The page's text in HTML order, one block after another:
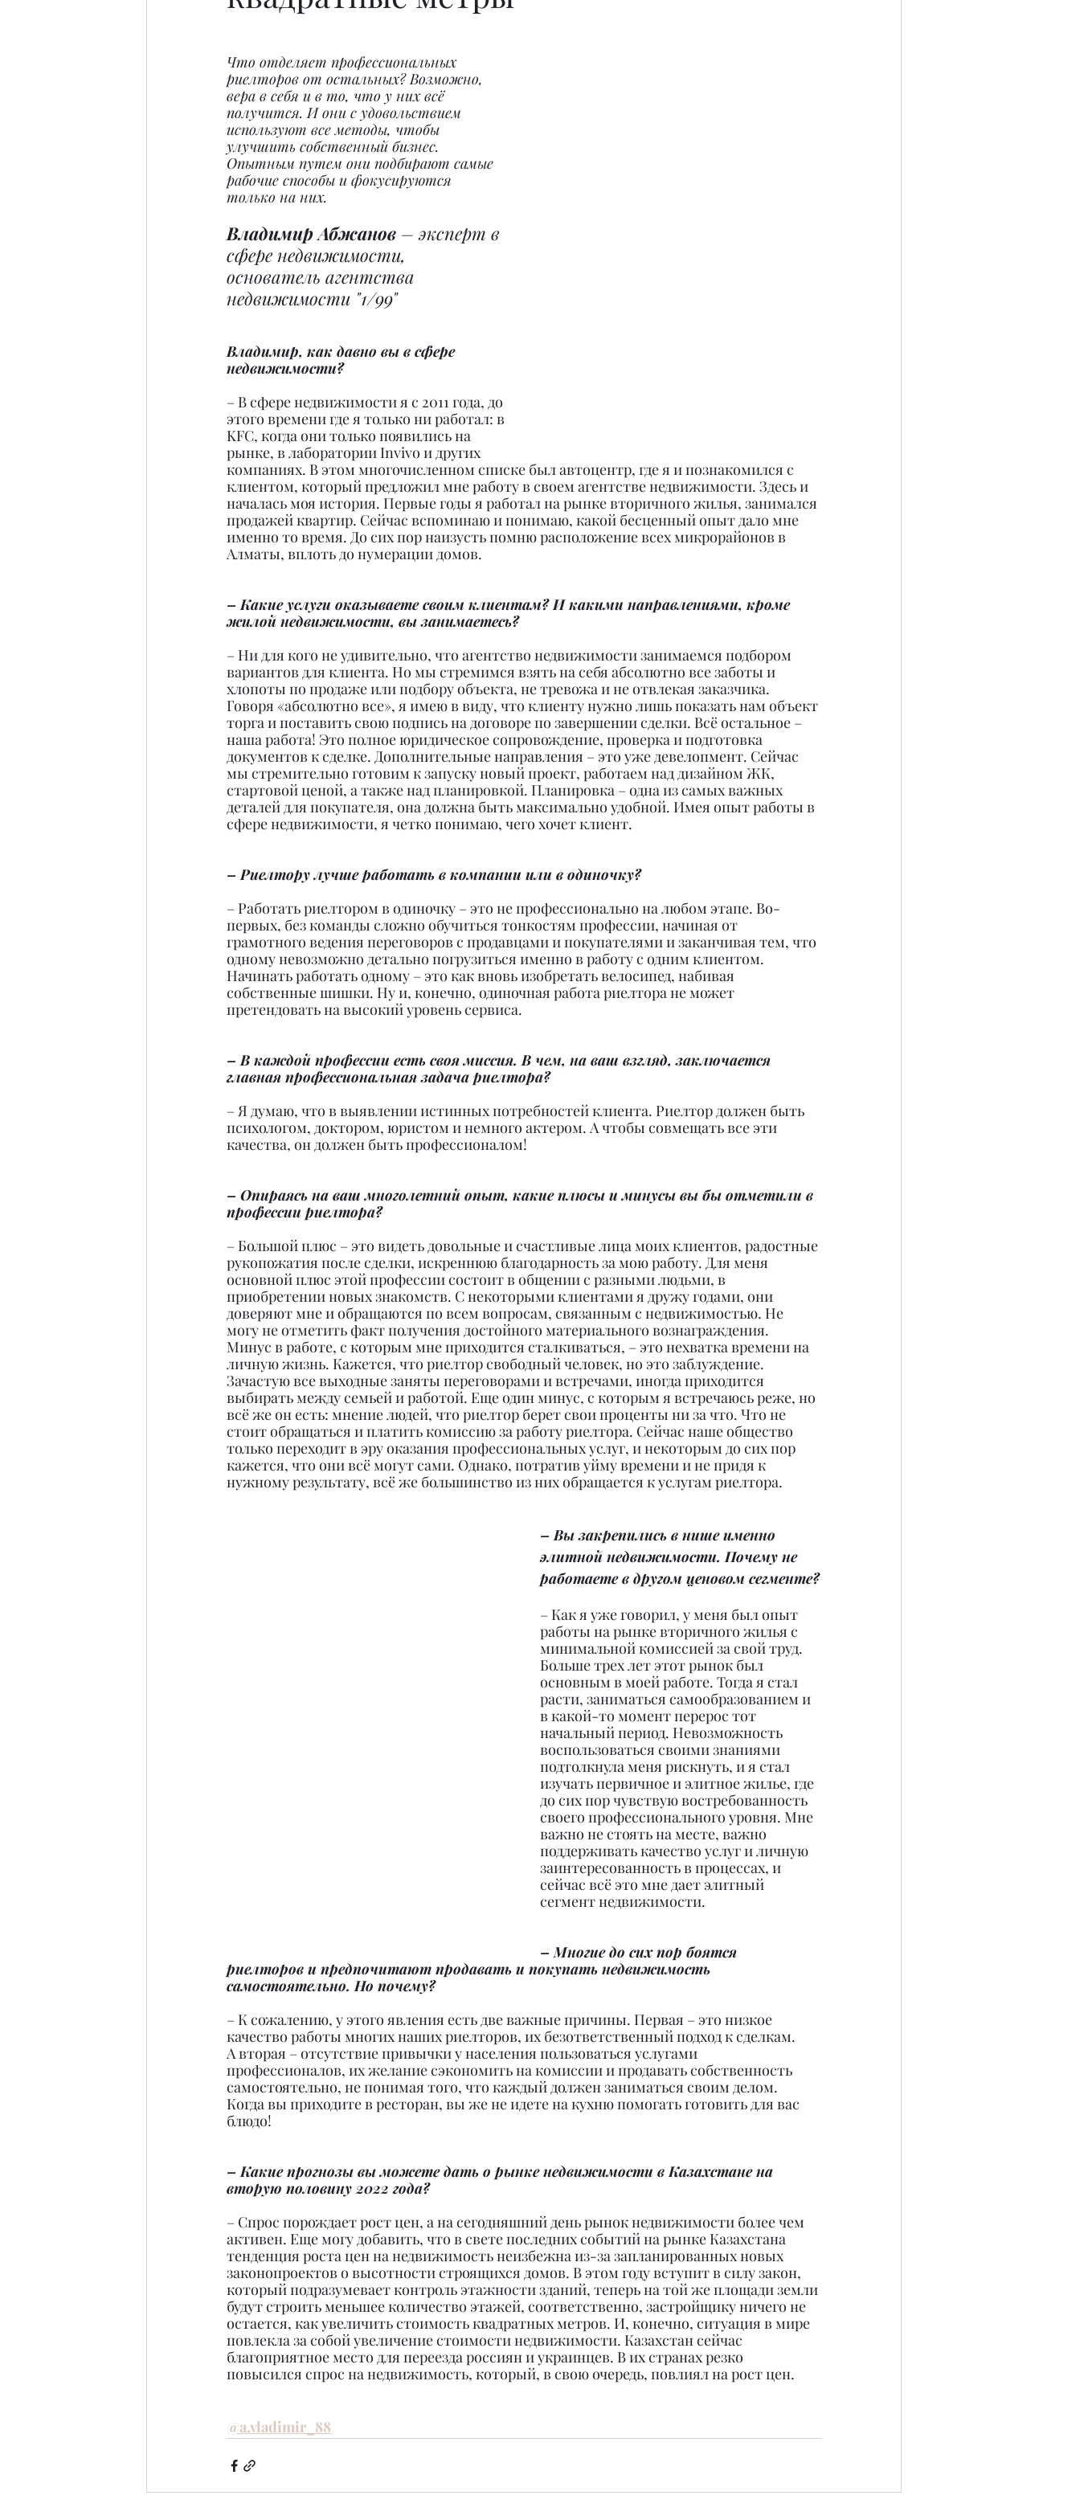
Что отделяет профессиональных
риелторов от остальных? Возможно,
вера в себя и в то, что у них всё
получится. И они с удовольствием
используют все методы, чтобы
улучшить собственный бизнес.
Опытным путем они подбирают самые
рабочие способы и фокусируются
только на них.
Владимир Абжанов – эксперт в
сфере недвижимости,
основатель агентства
недвижимости "1/99"
Владимир, как давно вы в сфере
недвижимости?
– В сфере недвижимости я с 2011 года, до
этого времени где я только ни работал: в
KFC, когда они только появились на
рынке, в лаборатории Invivo и других
компаниях. В этом многочисленном списке был автоцентр, где я и познакомился с
клиентом, который предложил мне работу в своем агентстве недвижимости. Здесь и
началась моя история. Первые годы я работал на рынке вторичного жилья, занимался
продажей квартир. Сейчас вспоминаю и понимаю, какой бесценный опыт дало мне
именно то время. До сих пор наизусть помню расположение всех микрорайонов в
Алматы, вплоть до нумерации домов.
– Какие услуги оказываете своим клиентам? И какими направлениями, кроме
жилой недвижимости, вы занимаетесь?
– Ни для кого не удивительно, что агентство недвижимости занимаемся подбором
вариантов для клиента. Но мы стремимся взять на себя абсолютно все заботы и
хлопоты по продаже или подбору объекта, не тревожа и не отвлекая заказчика.
Говоря «абсолютно все», я имею в виду, что клиенту нужно лишь показать нам объект
торга и поставить свою подпись на договоре по завершении сделки. Всё остальное –
наша работа! Это полное юридическое сопровождение, проверка и подготовка
документов к сделке. Дополнительные направления – это уже девелопмент. Сейчас
мы стремительно готовим к запуску новый проект, работаем над дизайном ЖК,
стартовой ценой, а также над планировкой. Планировка – одна из самых важных
деталей для покупателя, она должна быть максимально удобной. Имея опыт работы в
сфере недвижимости, я четко понимаю, чего хочет клиент.
– Риелтору лучше работать в компании или в одиночку?
– Работать риелтором в одиночку – это не профессионально на любом этапе. Во-
первых, без команды сложно обучиться тонкостям профессии, начиная от
грамотного ведения переговоров с продавцами и покупателями и заканчивая тем, что
одному невозможно детально погрузиться именно в работу с одним клиентом.
Начинать работать одному – это как вновь изобретать велосипед, набивая
собственные шишки. Ну и, конечно, одиночная работа риелтора не может
претендовать на высокий уровень сервиса.
– В каждой профессии есть своя миссия. В чем, на ваш взгляд, заключается
главная профессиональная задача риелтора?
– Я думаю, что в выявлении истинных потребностей клиента. Риелтор должен быть
психологом, доктором, юристом и немного актером. А чтобы совмещать все эти
качества, он должен быть профессионалом!
– Опираясь на ваш многолетний опыт, какие плюсы и минусы вы бы отметили в
профессии риелтора?
– Большой плюс – это видеть довольные и счастливые лица моих клиентов, радостные
рукопожатия после сделки, искреннюю благодарность за мою работу. Для меня
основной плюс этой профессии состоит в общении с разными людьми, в
приобретении новых знакомств. С некоторыми клиентами я дружу годами, они
доверяют мне и обращаются по всем вопросам, связанным с недвижимостью. Не
могу не отметить факт получения достойного материального вознаграждения.
Минус в работе, с которым мне приходится сталкиваться, – это нехватка времени на
личную жизнь. Кажется, что риелтор свободный человек, но это заблуждение.
Зачастую все выходные заняты переговорами и встречами, иногда приходится
выбирать между семьей и работой. Еще один минус, с которым я встречаюсь реже, но
всё же он есть: мнение людей, что риелтор берет свои проценты ни за что. Что не
стоит обращаться и платить комиссию за работу риелтора. Сейчас наше общество
только переходит в эру оказания профессиональных услуг, и некоторым до сих пор
кажется, что они всё могут сами. Однако, потратив уйму времени и не придя к
нужному результату, всё же большинство из них обращается к услугам риелтора.
– Вы закрепились в нише именно
элитной недвижимости. Почему не
работаете в другом ценовом сегменте?
– Как я уже говорил, у меня был опыт
работы на рынке вторичного жилья с
минимальной комиссией за свой труд.
Больше трех лет этот рынок был
основным в моей работе. Тогда я стал
расти, заниматься самообразованием и
в какой-то момент перерос тот
начальный период. Невозможность
воспользоваться своими знаниями
подтолкнула меня рискнуть, и я стал
изучать первичное и элитное жилье, где
до сих пор чувствую востребованность
своего профессионального уровня. Мне
важно не стоять на месте, важно
поддерживать качество услуг и личную
заинтересованность в процессах, и
сейчас всё это мне дает элитный
сегмент недвижимости.
– Многие до сих пор боятся
риелторов и предпочитают продавать и покупать недвижимость
самостоятельно. Но почему?
– К сожалению, у этого явления есть две важные причины. Первая – это низкое
качество работы многих наших риелторов, их безответственный подход к сделкам.
А вторая – отсутствие привычки у населения пользоваться услугами
профессионалов, их желание сэкономить на комиссии и продавать собственность
самостоятельно, не понимая того, что каждый должен заниматься своим делом.
Когда вы приходите в ресторан, вы же не идете на кухню помогать готовить для вас
блюдо!
– Какие прогнозы вы можете дать о рынке недвижимости в Казахстане на
вторую половину 2022 года?
– Спрос порождает рост цен, а на сегодняшний день рынок недвижимости более чем
активен. Еще могу добавить, что в свете последних событий на рынке Казахстана
тенденция роста цен на недвижимость неизбежна из-за запланированных новых
законопроектов о высотности строящихся домов. В этом году вступит в силу закон,
который подразумевает контроль этажности зданий, теперь на той же площади земли
будут строить меньшее количество этажей, соответственно, застройщику ничего не
остается, как увеличить стоимость квадратных метров. И, конечно, ситуация в мире
повлекла за собой увеличение стоимости недвижимости. Казахстан сейчас
благоприятное место для переезда россиян и украинцев. В их странах резко
повысился спрос на недвижимость, который, в свою очередь, повлиял на рост цен.
@a.vladimir_88